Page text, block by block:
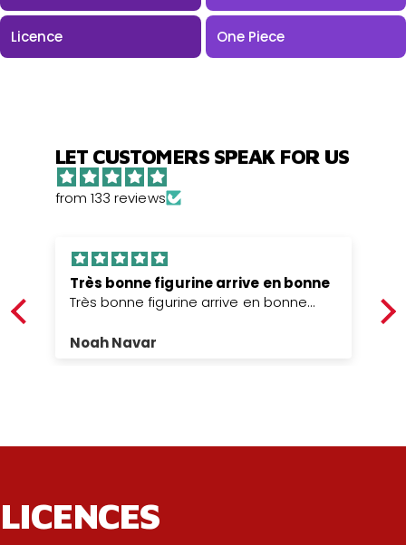
Licence One Piece
LET CUSTOMERS SPEAK FOR US
from 133 reviews
Arrivés très bien emballé
Arrivés très bien emballé, boîte et
Anonyme
LICENCES